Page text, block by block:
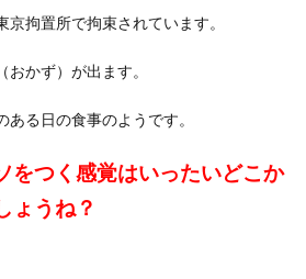
拘置所で拘束されています。
かず）が出ます。
る日の食事のようです。
をつく感覚はいったいどこか
ょうね？